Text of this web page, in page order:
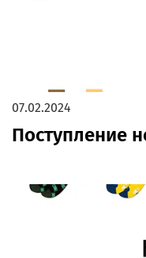
07.02.2024
Поступление